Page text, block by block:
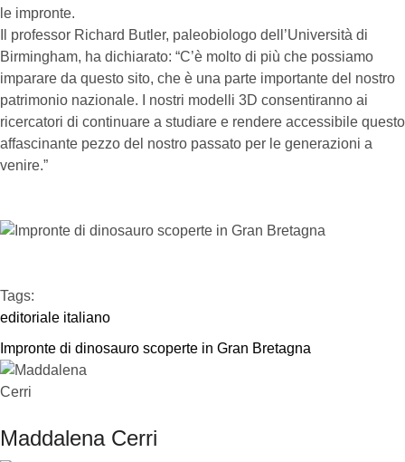
le impronte.
Il professor Richard Butler, paleobiologo dell’Università di
Birmingham, ha dichiarato: “C’è molto di più che possiamo
imparare da questo sito, che è una parte importante del nostro
patrimonio nazionale. I nostri modelli 3D consentiranno ai
ricercatori di continuare a studiare e rendere accessibile questo
affascinante pezzo del nostro passato per le generazioni a
venire.”
Tags:
editoriale italiano
Impronte di dinosauro scoperte in Gran Bretagna
Maddalena Cerri